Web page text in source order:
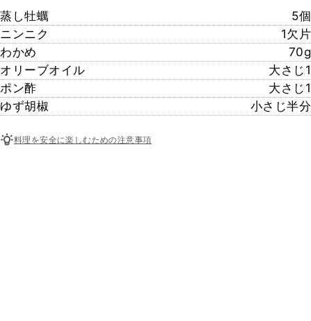
蒸し牡蠣
5個
ニンニク
1欠片
わかめ
70g
オリーブオイル
大さじ1
ポン酢
大さじ1
ゆず胡椒
小さじ半分
料理を安全に楽しむための注意事項